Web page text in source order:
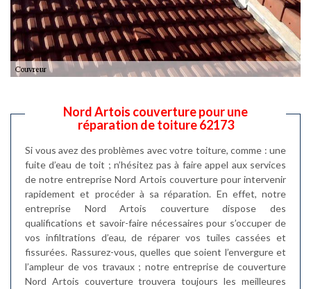
Nord Artois couverture pour une
réparation de toiture 62173
Si vous avez des problèmes avec votre toiture, comme : une
fuite d’eau de toit ; n’hésitez pas à faire appel aux services
de notre entreprise Nord Artois couverture pour intervenir
rapidement et procéder à sa réparation. En effet, notre
entreprise Nord Artois couverture dispose des
qualifications et savoir-faire nécessaires pour s’occuper de
vos infiltrations d’eau, de réparer vos tuiles cassées et
fissurées. Rassurez-vous, quelles que soient l’envergure et
l’ampleur de vos travaux ; notre entreprise de couverture
Nord Artois couverture trouvera toujours les meilleures